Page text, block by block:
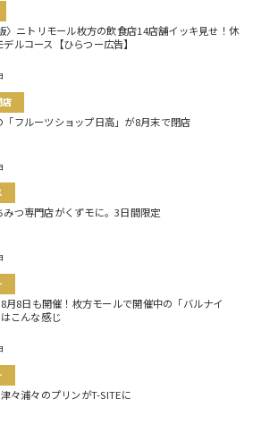
〉ニトリモール枚方の飲食店14店舗イッキ見せ！休
ルコース【ひらつー広告】
店
「フルーツショップ日高」が8月末で閉店
みつ専門店がくずモに。3日間限定
月8日も開催！枚方モールで開催中の「バルナイ
はこんな感じ
々浦々のプリンがT-SITEに